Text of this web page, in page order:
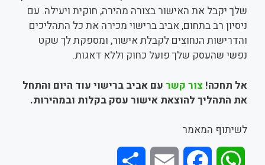
שלך יקבל את האישור בצורה מהירה, חוקית ויעילה. עם
ניסיון רב בתחום, אביב ברישוי מכירה את כל התהליכים
והדרישות הנחוצים לקבלת אישור, ומספקת לך שקט
נפשי שהעסק שלך פועל כחוק וללא דאגות.
אל תחכה! צור קשר עם אביב ברישוי עוד היום והתחל
את התהליך להוצאת אישור עסק בקלות ובמהירות.
לשיתוף המאמר